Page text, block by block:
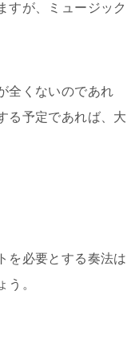
すが、ミュージック
全くないのであれ
る予定であれば、大
を必要とする奏法は
。